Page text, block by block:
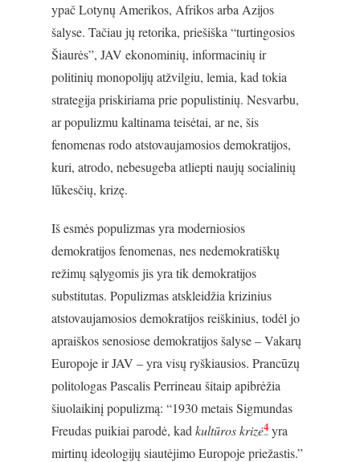
ypač Lotynų Amerikos, Afrikos arba Azijos
šalyse. Tačiau jų retorika, priešiška “turtingosios
Šiaurės”, JAV ekonominių, informacinių ir
politinių monopolijų atžvilgiu, lemia, kad tokia
strategija priskiriama prie populistinių. Nesvarbu,
ar populizmu kaltinama teisėtai, ar ne, šis
fenomenas rodo atstovaujamosios demokratijos,
kuri, atrodo, nebesugeba atliepti naujų socialinių
lūkesčių, krizę.
Iš esmės populizmas yra moderniosios
demokratijos fenomenas, nes nedemokratiškų
režimų sąlygomis jis yra tik demokratijos
substitutas. Populizmas atskleidžia krizinius
atstovaujamosios demokratijos reiškinius, todėl jo
apraiškos senosiose demokratijos šalyse – Vakarų
Europoje ir JAV – yra visų ryškiausios. Prancūzų
politologas Pascalis Perrineau šitaip apibrėžia
šiuolaikinį populizmą: “1930 metais Sigmundas
Freudas puikiai parodė, kad kultūros krizė4 yra
mirtinų ideologijų siautėjimo Europoje priežastis.”